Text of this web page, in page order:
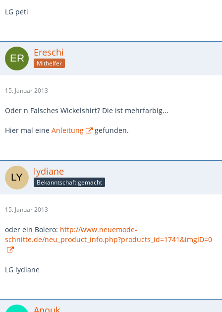
LG peti
Ereschi
Mithelfer
15. Januar 2013
Oder n Falsches Wickelshirt? Die ist mehrfarbig...
Hier mal eine Anleitung gefunden.
lydiane
Bekanntschaft gemacht
15. Januar 2013
oder ein Bolero: http://www.neuemode-
schnitte.de/neu_product_info.php?products_id=1741&imgID=0
LG lydiane